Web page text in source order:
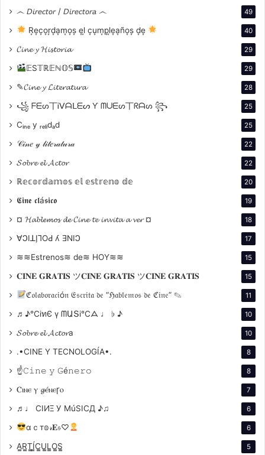
destrucción.
Interpretación de Fritz Lang
Fritz Lang, al adaptar el personaje de Mabuse, lo
utilizando elementos del expresionismo alemán para
crear una atmósfera inquietante. Lang presenta a
Mabuse como un reflejo de las tensiones sociales de
la época, utilizando su narrativa para explorar temas
Películas de la Saga
La saga de Mabuse dirigida por Lang incluye:
Dr. Mabuse, el jugador (1922)
partes, esta película introduce al personaje y
establece su complejidad.
El testamento del Dr. Mabuse (1933)
෴ 𝘋𝘪𝘳𝘦𝘤𝘵𝘰𝘳 / 𝘋𝘪𝘳𝘦𝘤𝘵𝘰𝘳𝘢 ෴ 49
R͙e͙c͙o͙r͙d͙a͙m͙o͙s͙ e͙l͙ c͙u͙m͙p͙l͙e͙a͙ño͙s͙ d͙e͙ 40
𝓒𝓲𝓷𝓮 𝔂 𝓗𝓲𝓼𝓽𝓸𝓻𝓲𝓪 29
𝔼S𝕋ℝ𝔼ℕ𝕆𝕊 29
✎𝓒𝓲𝓷𝓮 𝔂 𝓛𝓲𝓽𝓮𝓻𝓪𝓽𝓾𝓻𝓪 28
꧁ ᖴᗴᔕ丅Ꭵᐯᗩᒪᗴᔕ Ƴ ᗰᑌᗴᔕ丅ᖇᗩᔕ ꧂ 25
Cᵢₙₑ y ᵣₑₗᵢdₐd 25
𝒞𝒾𝓃𝑒 𝓎 𝓁𝒾𝓉𝑒𝓇𝒶𝓉𝓊𝓇𝒶 22
𝓢𝓸𝓫𝓻𝓮 𝓮𝓵 𝓐𝓬𝓽𝓸𝓻 22
ℝ𝕖𝕔𝕠𝕣𝕕𝕒𝕞𝕠𝕤 𝕖𝕝 𝕖𝕤𝕥𝕣𝕖𝕟𝕠 𝕕𝕖 20
𝕮𝖎𝖓𝖊 𝖈𝖑á𝖘𝖎𝖈𝖔 19
¤ 𝓗𝓪𝓫𝓵𝓮𝓶𝓸𝓼 𝓭𝓮 𝓒𝓲𝓷𝓮 𝓽𝓮 𝓲𝓷𝓿𝓲𝓽𝓪 𝓪 𝓿𝓮𝓻 ¤ 18
∀ϽIꓕI̗⅂OԀ ʎ ƎNIϽ 17
≋≋Estrenos≋ de≋ HOY≋≋ 15
𝐂𝐈𝐍𝐄 𝐆𝐑𝐀𝐓𝐈𝐒 ツ𝐂𝐈𝐍𝐄 𝐆𝐑𝐀𝐓𝐈𝐒 ツ𝐂𝐈𝐍𝐄 𝐆𝐑𝐀𝐓𝐈𝐒 15
ℭ𝔬𝔩𝔞𝔟𝔬𝔯𝔞𝔠𝔦ó𝔫 𝔈𝔰𝔠𝔯𝔦𝔱𝔞 𝔡𝔢 “ℌ𝔞𝔟𝔩𝔢𝔪𝔬𝔰 𝔡𝔢 ℭ𝔦𝔫𝔢” ✎ 11
♬♪℃іทЄ ү ᗰԱՏі℃ᗋ ♩ ♭ ♪ 10
𝓢𝓸𝓫𝓻𝓮 𝓮𝓵 𝓐𝓬𝓽𝓸𝓻a 10
.•CINE Y TECNOLOGÍA•. 8
☝𝙲𝚒𝚗𝚎 𝚢 𝙶é𝚗𝚎𝚛𝚘 8
Ⲥⲓⲛⲉ ⲩ 𝓰ⲉ́ⲛⲉꞅⲟ 7
♬♩ CIИΞ У MúSICД ♪♫ 6
αｃт𝕠𝓇𝐄𝔰♡ 6
A̳R̳T̳Í̳C̳U̳L̳O̳S̳ 5